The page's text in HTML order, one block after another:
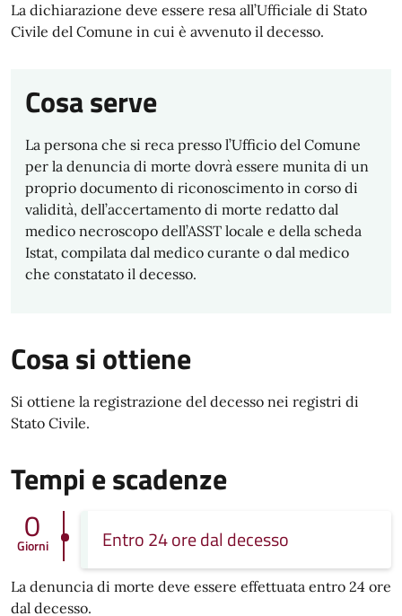
La dichiarazione deve essere resa all’Ufficiale di Stato
Civile del Comune in cui è avvenuto il decesso.
Cosa serve
La persona che si reca presso l’Ufficio del Comune
per la denuncia di morte dovrà essere munita di un
proprio documento di riconoscimento in corso di
validità, dell’accertamento di morte redatto dal
medico necroscopo dell’ASST locale e della scheda
Istat, compilata dal medico curante o dal medico
che constatato il decesso.
Cosa si ottiene
Si ottiene la registrazione del decesso nei registri di
Stato Civile.
Tempi e scadenze
0
Giorni Entro 24 ore dal decesso
La denuncia di morte deve essere effettuata entro 24 ore
dal decesso.